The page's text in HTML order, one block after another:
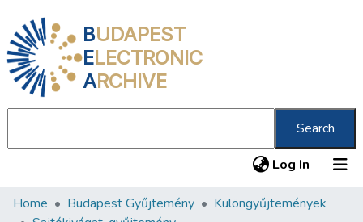
BUDAPEST
ELECTRONIC
ARCHIVE
Search
Log In (current)
Communities & Collections
Home Budapest Gyűjtemény
Különgyűjtemények